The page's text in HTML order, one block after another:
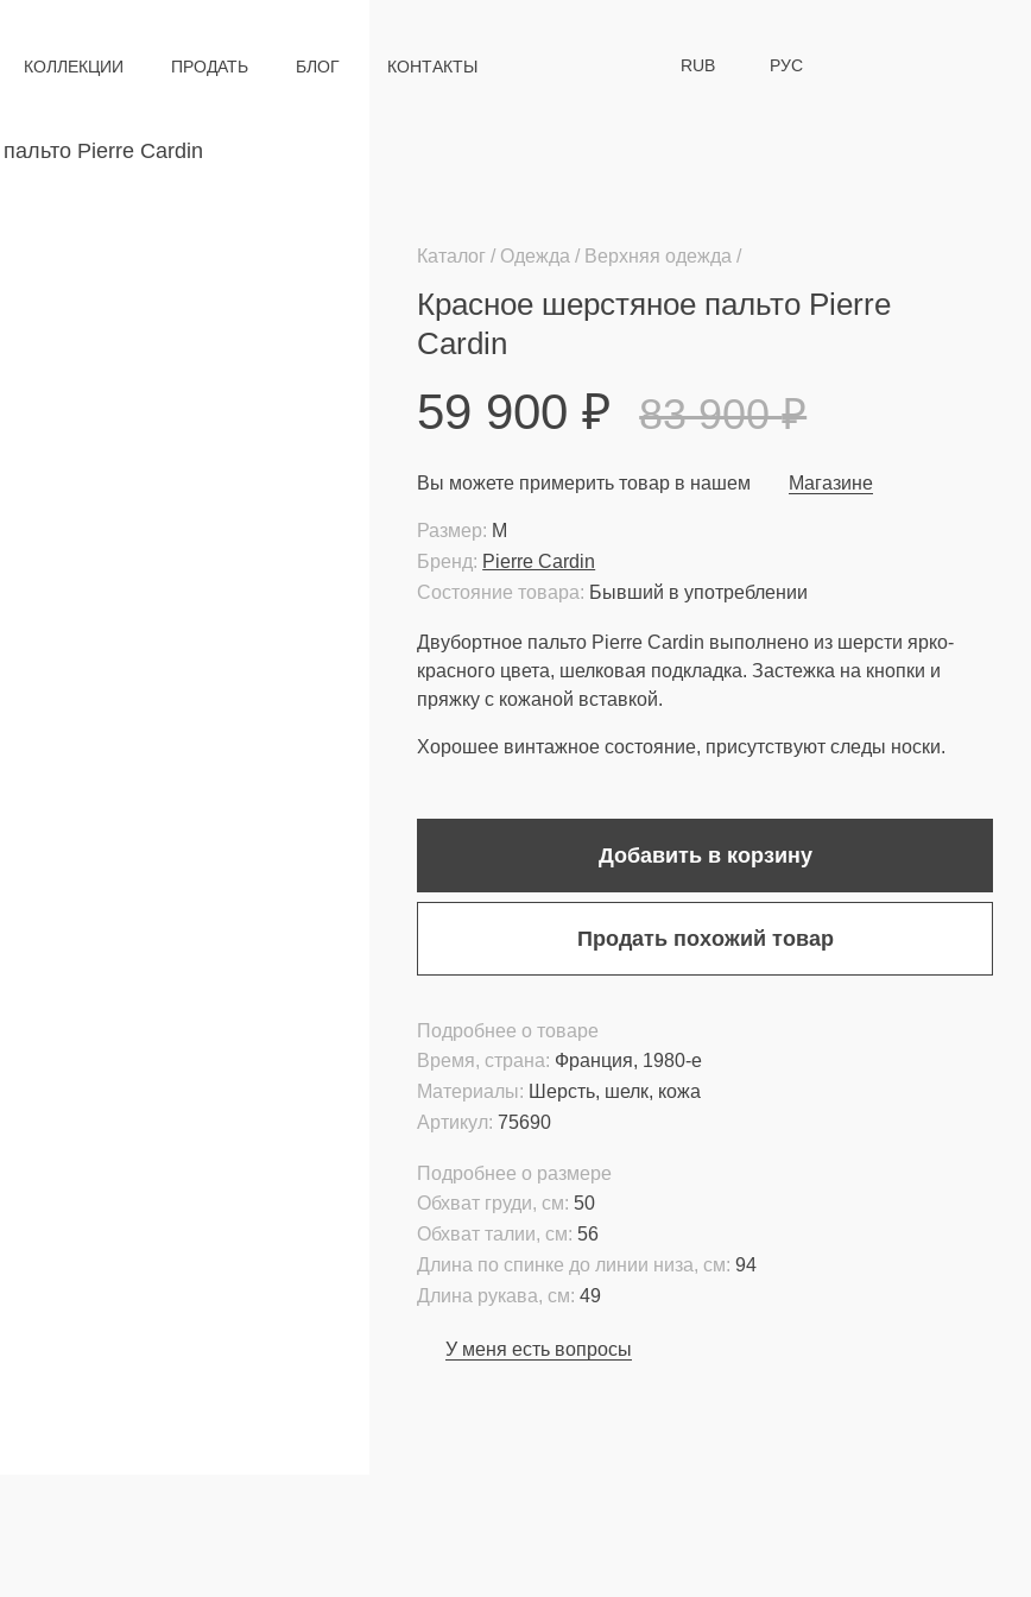
КОЛЛЕКЦИИ ПРОДАТЬ БЛОГ КОНТАКТЫ RUB РУС
Каталог Одежда Верхняя одежда
Красное шерстяное пальто Pierre
Cardin
59 900₽ 83 900₽
Вы можете примерить товар в нашем Магазине
Состояние товара: Бывший в употреблении
Бренд: Pierre Cardin
Размер: M
Двубортное пальто Pierre Cardin выполнено из шерсти ярко-
красного цвета, шелковая подкладка. Застежка на кнопки и
пряжку с кожаной вставкой.
Хорошее винтажное состояние, присутствуют следы носки.
Добавить в корзину
Продать похожий товар
Подробнее о товаре
Материалы: Шерсть, шелк, кожа
Время, страна: Франция, 1980-е
Артикул: 75690
Подробнее о размере
Длина рукава, см: 49
Длина по спинке до линии низа, см: 94
Обхват талии, см: 56
Обхват груди, см: 50
У меня есть вопросы